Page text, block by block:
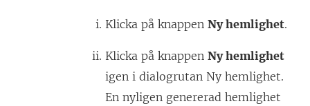
Klicka på knappen Ny hemlighet.
Klicka på knappen Ny hemlighet
igen i dialogrutan Ny hemlighet.
En nyligen genererad hemlighet